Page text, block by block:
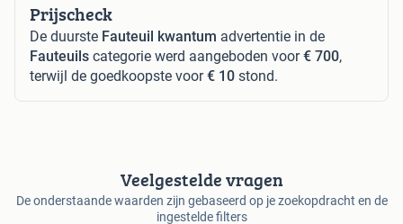
Prijscheck
De duurste Fauteuil kwantum advertentie in de
Fauteuils categorie werd aangeboden voor€ 700,
terwijl de goedkoopste voor€ 10 stond.
Veelgestelde vragen
De onderstaande waarden zijn gebaseerd op je zoekopdracht en de
ingestelde filters